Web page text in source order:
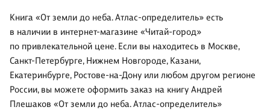
Книга «От земли до неба. Атлас-определитель» есть
в наличии в интернет-магазине «Читай-город»
по привлекательной цене. Если вы находитесь в Москве,
Санкт-Петербурге, Нижнем Новгороде, Казани,
Екатеринбурге, Ростове-на-Дону или любом другом регионе
России, вы можете оформить заказ на книгу Андрей
Плешаков «От земли до неба. Атлас-определитель»